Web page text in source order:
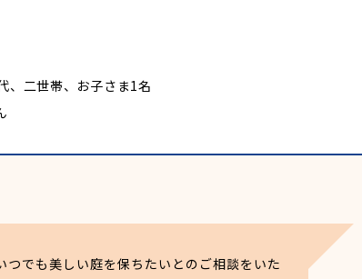
、二世帯、お子さま1名
つでも美しい庭を保ちたいとのご相談をいた